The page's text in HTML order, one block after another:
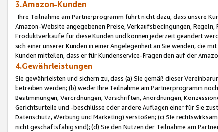
3.Amazon-Kunden
Ihre Teilnahme am Partnerprogramm führt nicht dazu, dass unsere
Amazon-Website angegebenen Preise, Verkaufsbedingungen,
Produktverkäufe für diese Kunden und können jederzeit geändert
sich einer unserer Kunden in einer Angelegenheit an Sie wenden, die
Kunden mitteilen, dass er für Kundenservice-Fragen den auf der
4.Gewährleistungen
Sie gewährleisten und sichern zu, dass (a) Sie gemäß dieser
betreiben werden; (b) weder Ihre Teilnahme am Partnerprogramm
Bestimmungen, Verordnungen, Vorschriften, Anordnungen,
Gerichtsurteile und -beschlüsse oder andere Auflagen einer für Sie
Datenschutz, Werbung und Marketing) verstoßen; (c) Sie
nicht geschäftsfähig sind); (d) Sie den Nutzen der Teilnahme am